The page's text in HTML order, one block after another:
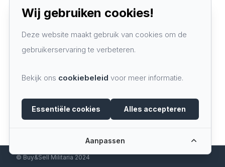
Privacy policy
© Buy&Sell Militaria 2024
Wij gebruiken cookies!
Deze website maakt gebruik van cookies om de
gebruikerservaring te verbeteren.
Bekijk ons cookiebeleid voor meer informatie.
Essentiële cookies Alles accepteren
Aanpassen